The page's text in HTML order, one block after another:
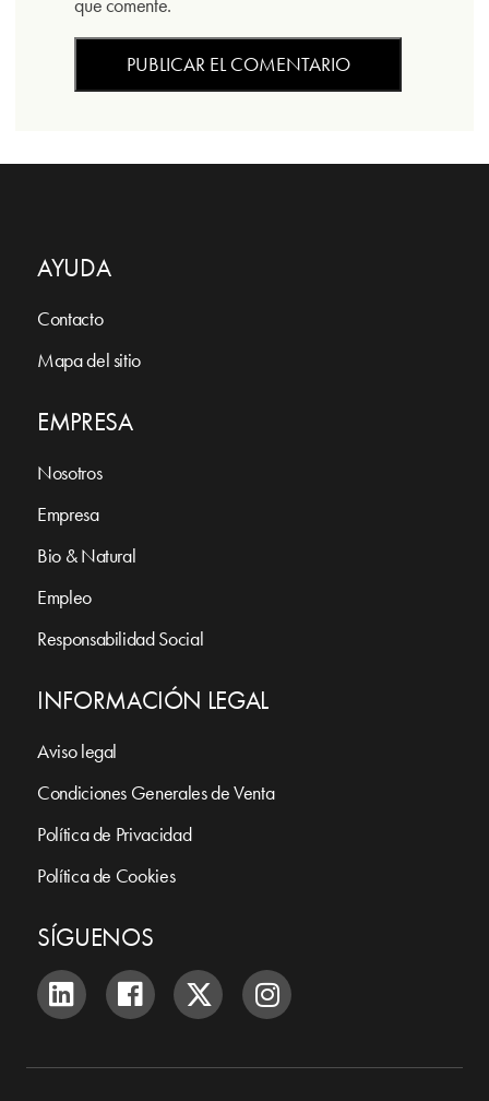
AYUDA
Contacto
Mapa del sitio
EMPRESA
Nosotros
Empresa
Bio & Natural
Empleo
Responsabilidad Social
INFORMACIÓN LEGAL
Aviso legal
Condiciones Generales de Venta
Política de Privacidad
Política de Cookies
SÍGUENOS